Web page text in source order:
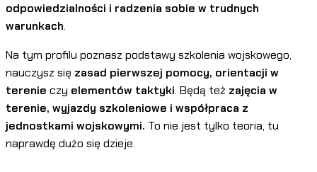
odpowiedzialności i radzenia sobie w trudnych
warunkach.
Na tym profilu poznasz podstawy szkolenia wojskowego,
nauczysz się zasad pierwszej pomocy, orientacji w
terenie czy elementów taktyki. Będą też zajęcia w
terenie, wyjazdy szkoleniowe i współpraca z
jednostkami wojskowymi. To nie jest tylko teoria, tu
naprawdę dużo się dzieje.